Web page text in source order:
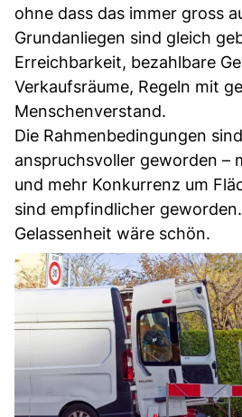
ohne dass das immer gross
Grundanliegen sind gleich
Erreichbarkeit, bezahlbare
Verkaufsräume, Regeln mit
Menschenverstand.
Die Rahmenbedingungen
anspruchsvoller geworden –
und mehr Konkurrenz um
sind empfindlicher
Gelassenheit wäre schön.